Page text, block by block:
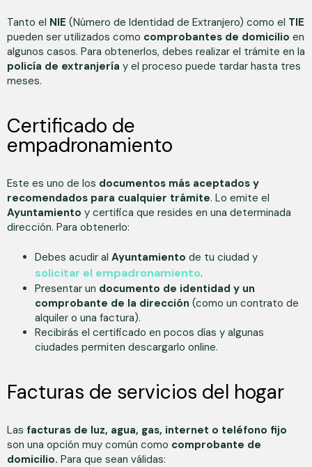
Tanto el NIE (Número de Identidad de Extranjero) como el TIE
pueden ser utilizados como comprobantes de domicilio en
algunos casos. Para obtenerlos, debes realizar el trámite en la
policía de extranjería y el proceso puede tardar hasta tres
meses.
Certificado de
empadronamiento
Este es uno de los documentos más aceptados y
recomendados para cualquier trámite. Lo emite el
Ayuntamiento y certifica que resides en una determinada
dirección. Para obtenerlo:
Debes acudir al Ayuntamiento de tu ciudad y
solicitar el empadronamiento.
Presentar un documento de identidad y un
comprobante de la dirección (como un contrato de
alquiler o una factura).
Recibirás el certificado en pocos días y algunas
ciudades permiten descargarlo online.
Facturas de servicios del hogar
Las facturas de luz, agua, gas, internet o teléfono fijo
son una opción muy común como comprobante de
domicilio. Para que sean válidas: